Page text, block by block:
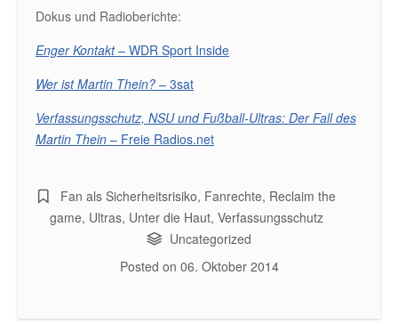
Dokus und Radioberichte:
Enger Kontakt– WDR Sport Inside
Wer ist Martin Thein? – 3sat
Verfassungsschutz, NSU und Fußball-Ultras: Der Fall des
Martin Thein – Freie Radios.net
Fan als Sicherheitsrisiko, Fanrechte, Reclaim the
game, Ultras, Unter die Haut, Verfassungsschutz
Uncategorized
Posted on 06. Oktober 2014